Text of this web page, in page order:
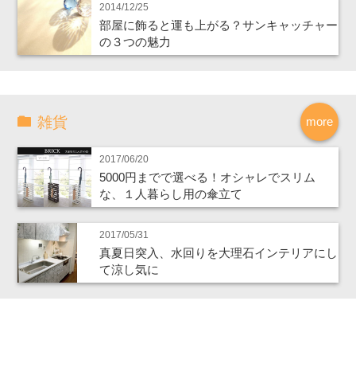
2014/12/25
部屋に飾ると運も上がる？サンキャッチャー
の３つの魅力
more
雑貨
2017/06/20
5000円までで選べる！オシャレでスリム
な、１人暮らし用の傘立て
2017/05/31
真夏日突入、水回りを大理石インテリアにし
て涼し気に